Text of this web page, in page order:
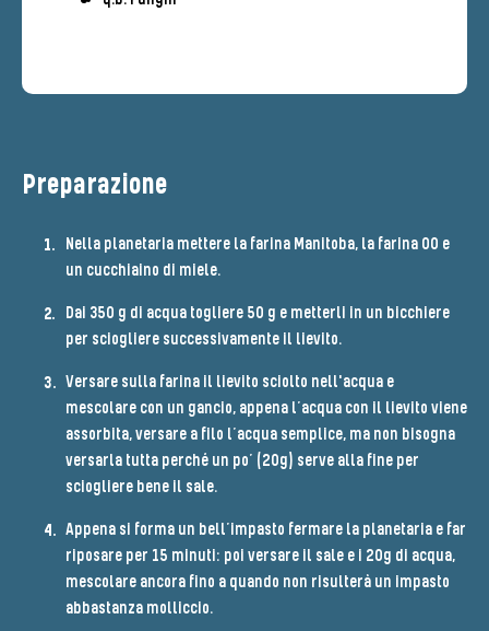
Preparazione
Nella planetaria mettere la farina Manitoba, la farina 00 e
un cucchiaino di miele.
Dai 350 g di acqua togliere 50 g e metterli in un bicchiere
per sciogliere successivamente il lievito.
Versare sulla farina il lievito sciolto nell'acqua e
mescolare con un gancio, appena l’acqua con il lievito viene
assorbita, versare a filo l’acqua semplice, ma non bisogna
versarla tutta perché un po’ (20g) serve alla fine per
sciogliere bene il sale.
Appena si forma un bell’impasto fermare la planetaria e far
riposare per 15 minuti: poi versare il sale e i 20g di acqua,
mescolare ancora fino a quando non risulterà un impasto
abbastanza molliccio.